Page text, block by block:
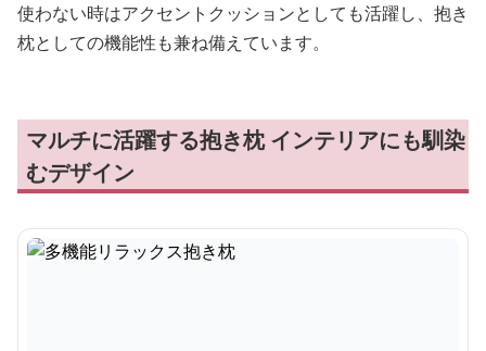
使わない時はアクセントクッションとしても活躍し、抱き
枕としての機能性も兼ね備えています。
マルチに活躍する抱き枕 インテリアにも馴染
むデザイン